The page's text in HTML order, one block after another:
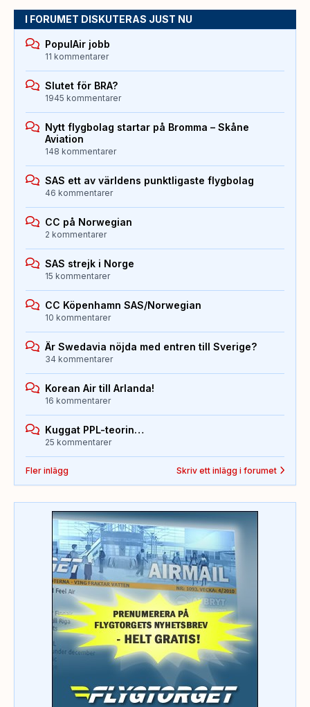
I FORUMET DISKUTERAS JUST NU
PopulAir jobb
11 kommentarer
Slutet för BRA?
1945 kommentarer
Nytt flygbolag startar på Bromma – Skåne
Aviation
148 kommentarer
SAS ett av världens punktligaste flygbolag
46 kommentarer
CC på Norwegian
2 kommentarer
SAS strejk i Norge
15 kommentarer
CC Köpenhamn SAS/Norwegian
10 kommentarer
Är Swedavia nöjda med entren till Sverige?
34 kommentarer
Korean Air till Arlanda!
16 kommentarer
Kuggat PPL-teorin…
25 kommentarer
Fler inlägg Skriv ett inlägg i forumet